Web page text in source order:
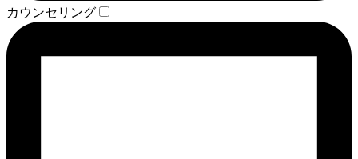
カウンセリング